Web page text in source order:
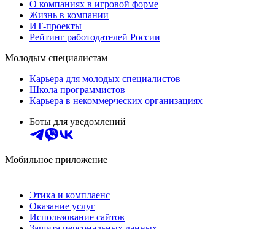
О компаниях в игровой форме
Жизнь в компании
ИТ-проекты
Рейтинг работодателей России
Молодым специалистам
Карьера для молодых специалистов
Школа программистов
Карьера в некоммерческих организациях
Боты для уведомлений
Мобильное приложение
Этика и комплаенс
Оказание услуг
Использование сайтов